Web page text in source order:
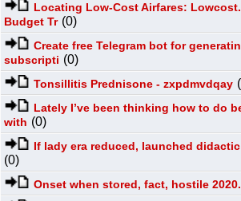
Locating Low-Cost Airfares:
Budget Tr (0)
Create free Telegram bot for
subscripti (0)
Tonsillitis Prednisone - zxpdmvdqay
Lately I’ve been thinking how to do
with (0)
If lady era reduced, launched
(0)
Onset when stored, fact, hostile 2020.